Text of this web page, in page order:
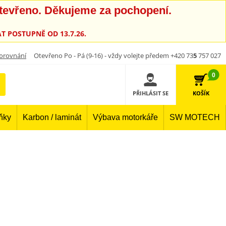
Děkujeme za pochopení.
POSTUPNĚ OD 13.7.26.
Otevřeno Po - Pá (9-16) - vždy volejte předem +420 735757 027
PŘIHLÁSIT SE
0
KOŠÍK
Karbon / laminát Výbava motorkáře SW MOTECH